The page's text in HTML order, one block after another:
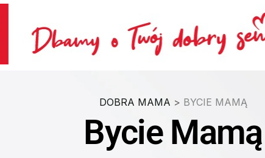
DOBRA MAMA > BYCIE MAMĄ
Bycie Mamą